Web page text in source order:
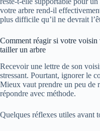
votre arbre rend-il
plus difficile qu’il ne devrait
Comment réagir si votre voisin
tailler un arbre
Recevoir une lettre de son
stressant. Pourtant, ignorer le
Mieux vaut prendre un peu de
répondre avec méthode.
Quelques réflexes utiles avant